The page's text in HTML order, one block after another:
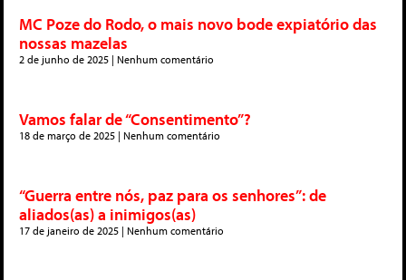
MC Poze do Rodo, o mais novo bode expiatório das
nossas mazelas
2 de junho de 2025 Nenhum comentário
Vamos falar de “Consentimento”?
18 de março de 2025 Nenhum comentário
“Guerra entre nós, paz para os senhores”: de
aliados(as) a inimigos(as)
17 de janeiro de 2025 Nenhum comentário